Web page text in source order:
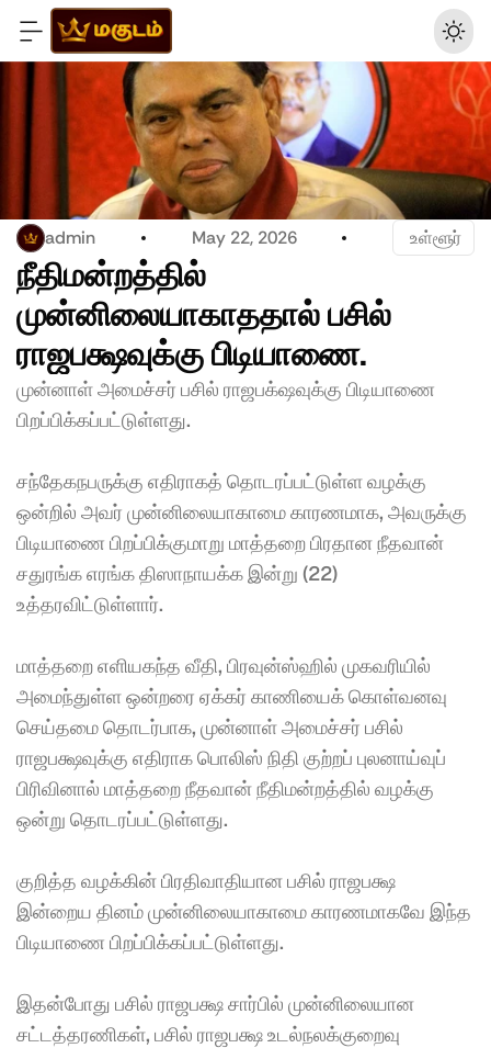
admin May 22, 2026 உள்ளூர்
நீதிமன்றத்தில்
முன்னிலையாகாததால் பசில்
ராஜபக்ஷவுக்கு பிடியாணை.
முன்னாள் அமைச்சர் பசில் ராஜபக்‌ஷவுக்கு பிடியாணை
பிறப்பிக்கப்பட்டுள்ளது.
சந்தேகநபருக்கு எதிராகத் தொடரப்பட்டுள்ள வழக்கு
ஒன்றில் அவர் முன்னிலையாகாமை காரணமாக, அவருக்கு
பிடியாணை பிறப்பிக்குமாறு மாத்தறை பிரதான நீதவான்
சதுரங்க எரங்க திஸாநாயக்க இன்று (22)
உத்தரவிட்டுள்ளார்.
மாத்தறை எளியகந்த வீதி, பிரவுன்ஸ்ஹில் முகவரியில்
அமைந்துள்ள ஒன்றரை ஏக்கர் காணியைக் கொள்வனவு
செய்தமை தொடர்பாக, முன்னாள் அமைச்சர் பசில்
ராஜபக்ஷவுக்கு எதிராக பொலிஸ் நிதி குற்றப் புலனாய்வுப்
பிரிவினால் மாத்தறை நீதவான் நீதிமன்றத்தில் வழக்கு
ஒன்று தொடரப்பட்டுள்ளது.
குறித்த வழக்கின் பிரதிவாதியான பசில் ராஜபக்ஷ
இன்றைய தினம் முன்னிலையாகாமை காரணமாகவே இந்த
பிடியாணை பிறப்பிக்கப்பட்டுள்ளது.
இதன்போது பசில் ராஜபக்ஷ சார்பில் முன்னிலையான
சட்டத்தரணிகள், பசில் ராஜபக்ஷ உடல்நலக்குறைவு